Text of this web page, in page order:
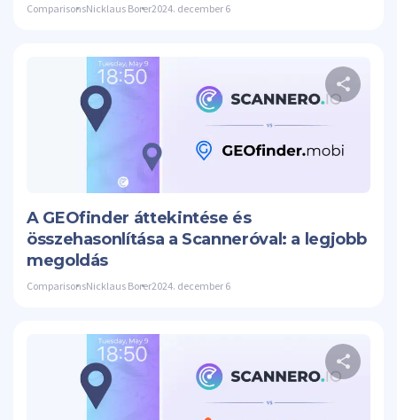
ComparisonsNicklaus Borer2024. december 6
A GEOfinder áttekintése és
összehasonlítása a Scanneróval: a legjobb
megoldás
ComparisonsNicklaus Borer2024. december 6